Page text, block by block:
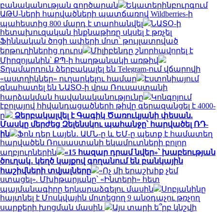
բանականության գործարան
Եկատերինբուրգում
ԱԹՍ-ների հարվածների պատճառով Wildberries-ի
պահեստից 800 մարդ է տարհանվել
ՆԱՏՕ-ի
հետախուզական ինքնաթիռը սկսել է թռչել
Ֆիննական ծոցի ափերի մոտ՝ թույլատրված
երթուղիներից դուրս
Միլիբենդը շնորհավորել է
Միրզոյանին՝ ՔՊ-ի հաղթանակի առթիվ
Տղամարդուն ձերբակալել են Telegram-ում վճարովի
«աստղիկներ» ուղարկելու համար
Էստոնիայում
գնահատել են ՆԱՏՕ-ի վրա Ռուսաստանի
հարձակման հավանականությունը
Կոնգոյում
էբոլայով հիվանդացածների թիվը գերազանցել է 4000-
ը
Ձերբակալվել է Գագիկ Ծառուկյանի փեսան.
Մասկը մերժեց Զելենսկու պահանջը՝ հարվածել ՌԴ-
ին
Ֆոն դեր Լայեն․ ԱՄՆ-ը և ԵՄ-ը պետք է համատեղ
հարվածեն Ռուսաստանի եկամուտների բոլոր
աղբյուրներին
«15 հազար դրամ նվեր»՝ խաբեության
ծուղակ․ կեղծ կայքով գողանում են բանկային
հաշիվների տվյալները
«Ոչ մի երաշխիք չեմ
ստացել». Մխիթարյանը՝ «Ինտերի» հետ
պայմանագիրը երկարաձգելու մասին
Սոբյանինը
հայտնել է Մոսկվային մոտեցող 9 անօդաչու թռչող
սարքերի խոցման մասին
Այս տարի ե՞րբ կնշվի